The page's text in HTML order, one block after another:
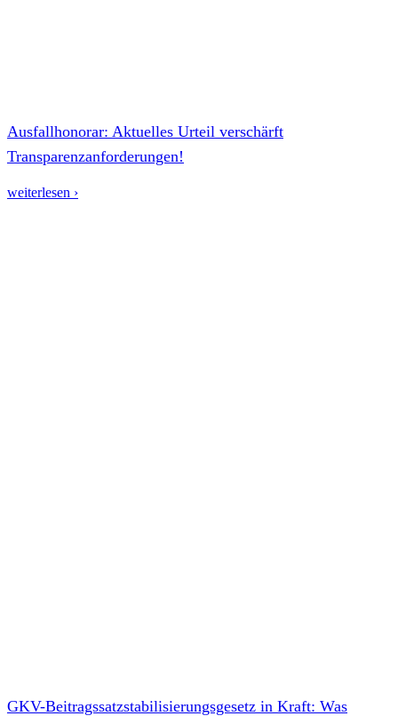
Ausfallhonorar: Aktuelles Urteil verschärft
Transparenzanforderungen!
weiterlesen ›
GKV-Beitragssatzstabilisierungsgesetz in Kraft: Was